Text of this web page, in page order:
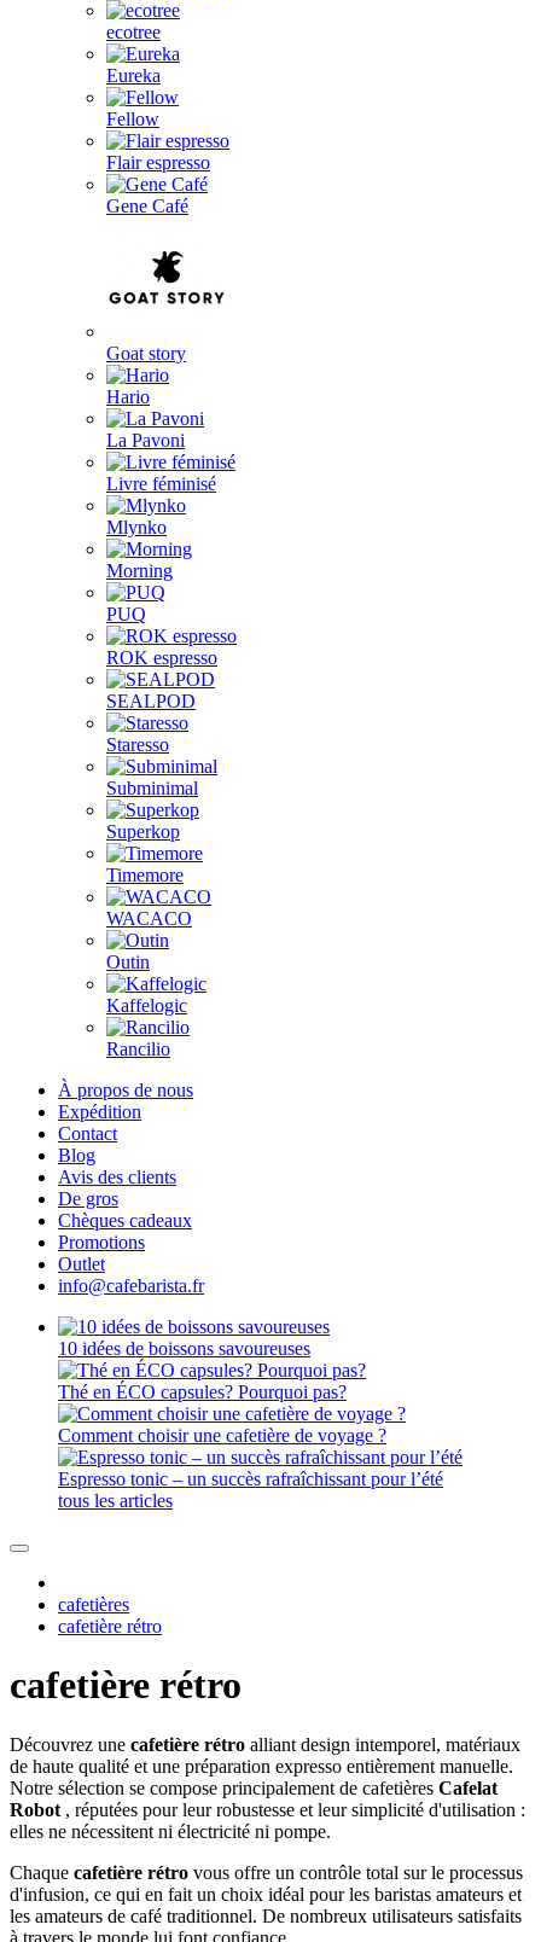
ecotree
Eureka
Fellow
Flair espresso
Gene Café
Goat story
Hario
La Pavoni
Livre féminisé
Mlynko
Morning
PUQ
ROK espresso
SEALPOD
Staresso
Subminimal
Superkop
Timemore
WACACO
Outin
Kaffelogic
Rancilio
À propos de nous
Expédition
Contact
Blog
Avis des clients
De gros
Chèques cadeaux
Promotions
Outlet
info@cafebarista.fr
10 idées de boissons savoureuses
Thé en ÉCO capsules? Pourquoi pas?
Comment choisir une cafetière de voyage ?
Espresso tonic – un succès rafraîchissant pour l’été
tous les articles
cafetières
cafetière rétro
cafetière rétro
Découvrez une cafetière rétro alliant design intemporel, matériaux
de haute qualité et une préparation expresso entièrement manuelle.
Notre sélection se compose principalement de cafetières Cafelat
Robot , réputées pour leur robustesse et leur simplicité d'utilisation :
elles ne nécessitent ni électricité ni pompe.
Chaque cafetière rétro vous offre un contrôle total sur le processus
d'infusion, ce qui en fait un choix idéal pour les baristas amateurs et
les amateurs de café traditionnel. De nombreux utilisateurs satisfaits
à travers le monde lui font confiance.